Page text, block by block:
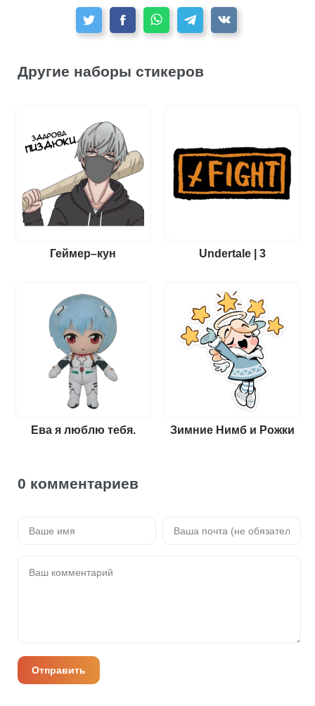
Другие наборы стикеров
Геймер–кун Undertale | 3
Ева я люблю тебя. Зимние Нимб и Рожки
0 комментариев
Отправить